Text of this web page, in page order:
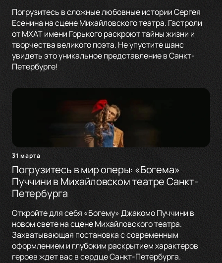
Погрузитесь в сложные любовные истории Сергея
Есенина на сцене Михайловского театра. Гастроли
от МХАТ имени Горького раскроют тайны жизни и
творчества великого поэта. Не упустите шанс
увидеть это уникальное представление в Санкт-
Петербурге!
31 марта
Погрузитесь в мир оперы: «Богема»
Пуччини в Михайловском театре Санкт-
Петербурга
Откройте для себя «Богему» Джакомо Пуччини в
новом свете на сцене Михайловского театра.
Захватывающая постановка с современным
оформлением и глубоким раскрытием характеров
героев ждет вас в сердце Санкт-Петербурга.